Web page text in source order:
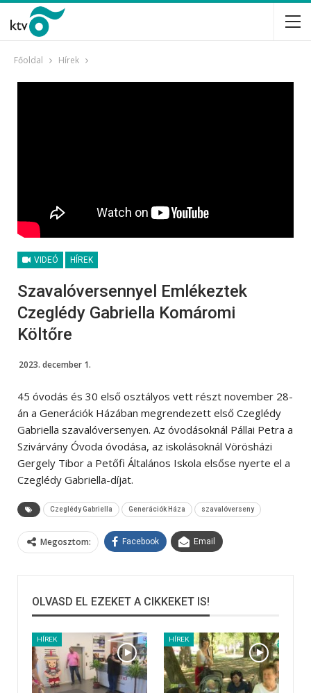
Főoldal Hírek
VIDEÓ HÍREK
Szavalóversennyel Emlékeztek
Czeglédy Gabriella Komáromi
Költőre
2023. december 1.
45 óvodás és 30 első osztályos vett részt november 28-
án a Generációk Házában megrendezett első Czeglédy
Gabriella szavalóversenyen. Az óvodásoknál Pállai Petra a
Szivárvány Óvoda óvodása, az iskolásoknál Vörösházi
Gergely Tibor a Petőfi Általános Iskola elsőse nyerte el a
Czeglédy Gabriella-díjat.
Czeglédy Gabriella Generációk Háza szavalóverseny
Megosztom: Facebook Email
OLVASD EL EZEKET A CIKKEKET IS!
HÍREK HÍREK